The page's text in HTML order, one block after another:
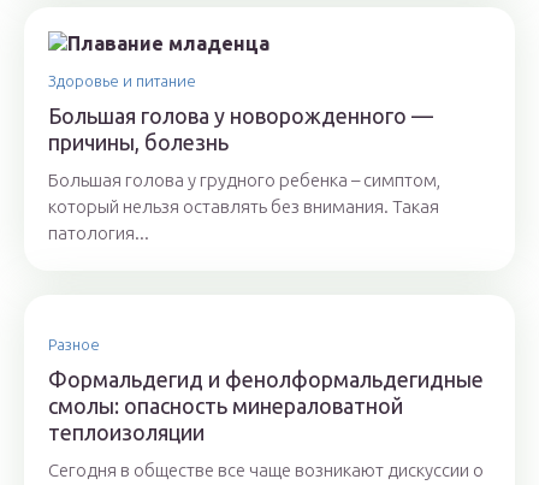
Здоровье и питание
Большая голова у новорожденного —
причины, болезнь
Большая голова у грудного ребенка – симптом,
который нельзя оставлять без внимания. Такая
патология...
Разное
Формальдегид и фенолформальдегидные
смолы: опасность минераловатной
теплоизоляции
Сегодня в обществе все чаще возникают дискуссии о